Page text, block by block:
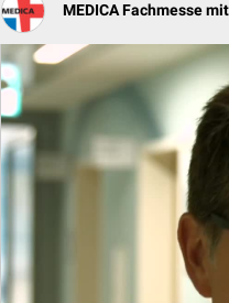
MEDICA Fachmesse